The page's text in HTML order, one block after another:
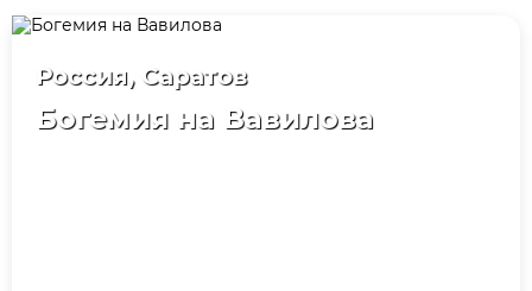
Россия, Саратов
Богемия на Вавилова